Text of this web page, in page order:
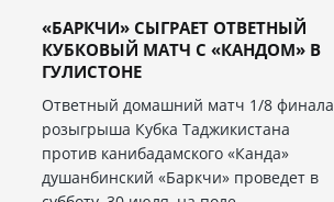
«БАРКЧИ» СЫГРАЕТ ОТВЕТНЫЙ
КУБКОВЫЙ МАТЧ С «КАНДОМ» В
ГУЛИСТОНЕ
Ответный домашний матч 1/8 финала
розыгрыша Кубка Таджикистана
против канибадамского «Канда»
душанбинский «Баркчи» проведет в